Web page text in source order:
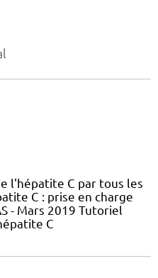
l'hépatite C par tous les
C : prise en charge
- Mars 2019 Tutoriel
C